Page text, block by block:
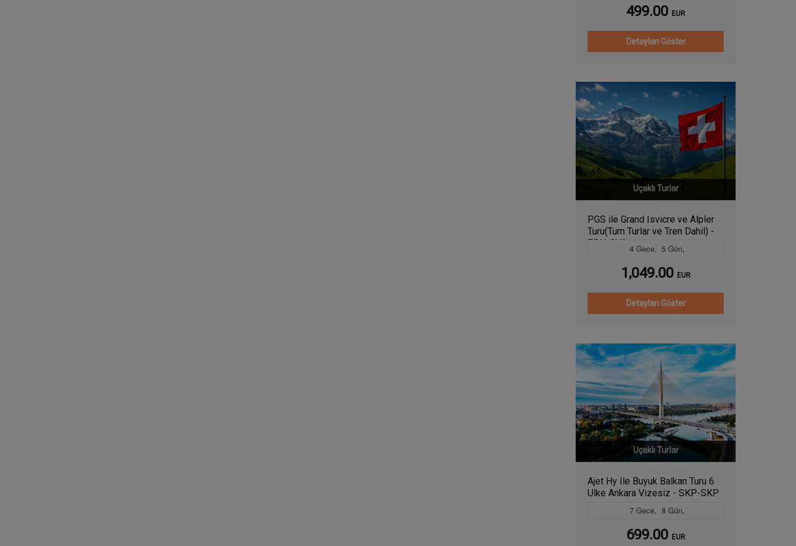
499.00 EUR
Detayları Göster
Uçaklı Turlar
PGS ile Grand Isvicre ve Alpler
Turu(Tum Turlar ve Tren Dahil) -
ZRH-GVA 4 Gece, 5 Gün,
1,049.00 EUR
Detayları Göster
Uçaklı Turlar
Ajet Hy Ile Buyuk Balkan Turu 6
Ulke Ankara Vizesiz - SKP-SKP
7 Gece, 8 Gün,
699.00 EUR